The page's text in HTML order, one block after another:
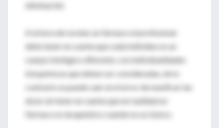
eliminación.
A la hora de recetar un fármaco el profesional
debe tener en cuenta que cada individuo es un
cuerpo biológico diferente, con individualidades
bioquímicas que deben ser consideradas, de lo
contrario se puede caer en el error de masificar las
dosis sin tener en cuenta que en realidad un
fármaco es terapéutico cuando no es tóxico.